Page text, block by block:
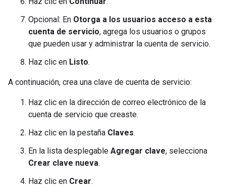
Opcional: En Otorga a los usuarios acceso a esta
cuenta de servicio, agrega los usuarios o grupos
que pueden usar y administrar la cuenta de servicio.
Haz clic en Listo.
A continuación, crea una clave de cuenta de servicio:
Haz clic en la dirección de correo electrónico de la
cuenta de servicio que creaste.
Haz clic en la pestaña Claves.
En la lista desplegable Agregar clave, selecciona
Crear clave nueva.
Haz clic en Crear.